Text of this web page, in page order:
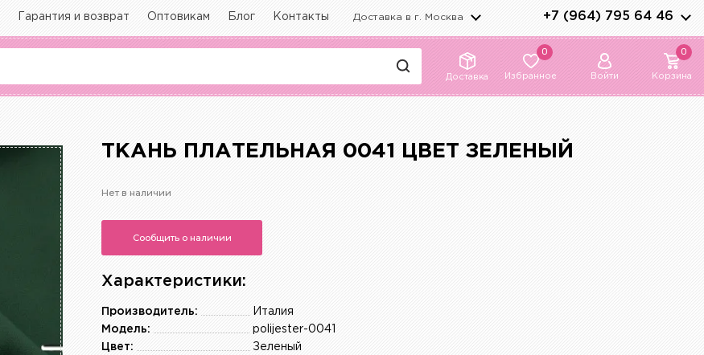
Гарантия и возврат Оптовикам Блог Контакты Доставка в г. Москва +7 (964) 795 64 46
Доставка
0
Избранное Войти
0
Корзина
ТКАНЬ ПЛАТЕЛЬНАЯ 0041 ЦВЕТ ЗЕЛЕНЫЙ
Нет в наличии
Сообщить о наличии
Характеристики:
Италия
Производитель:
polijester-0041
Модель:
Зеленый
Цвет: